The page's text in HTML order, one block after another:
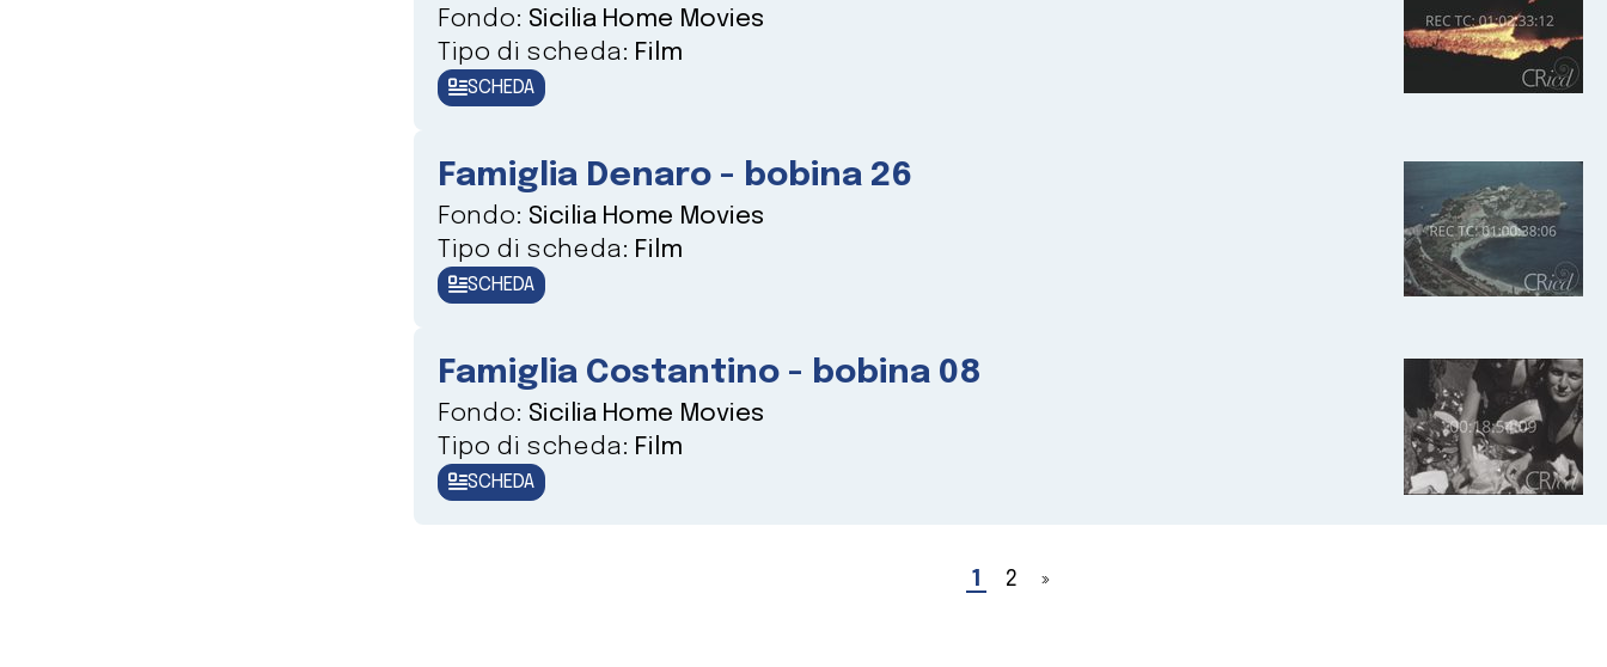
Fondo: Sicilia Home Movies
Tipo di scheda: Film
SCHEDA
Famiglia Denaro - bobina 26
Fondo: Sicilia Home Movies
Tipo di scheda: Film
SCHEDA
Famiglia Costantino - bobina 08
Fondo: Sicilia Home Movies
Tipo di scheda: Film
SCHEDA
1 2 »